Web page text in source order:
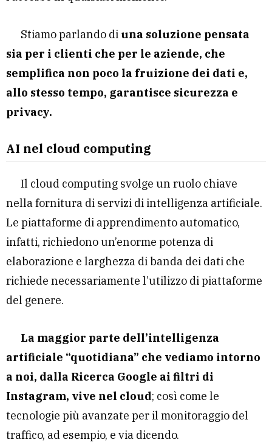
Stiamo parlando di una soluzione pensata
sia per i clienti che per le aziende, che
semplifica non poco la fruizione dei dati e,
allo stesso tempo, garantisce sicurezza e
privacy.
AI nel cloud computing
Il cloud computing svolge un ruolo chiave
nella fornitura di servizi di intelligenza artificiale.
Le piattaforme di apprendimento automatico,
infatti, richiedono un’enorme potenza di
elaborazione e larghezza di banda dei dati che
richiede necessariamente l’utilizzo di piattaforme
del genere.
La maggior parte dell’intelligenza
artificiale “quotidiana” che vediamo intorno
a noi, dalla Ricerca Google ai filtri di
Instagram, vive nel cloud; così come le
tecnologie più avanzate per il monitoraggio del
traffico, ad esempio, e via dicendo.